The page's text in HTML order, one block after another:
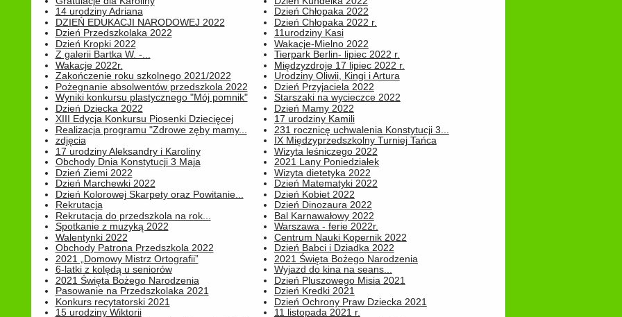
14 urodziny Adriana
DZIEŃ EDUKACJI NARODOWEJ 2022
Dzień Chłopaka 2022
Dzień Chłopaka 2022 r.
Dzień Przedszkolaka 2022
Dzień Kropki 2022
11urodziny Kasi
Wakacje-Mielno 2022
Z galerii Bartka W. -...
Wakacje 2022r.
Tierpark Berlin- lipiec 2022 r.
Międzyzdroje 17 lipiec 2022 r.
Zakończenie roku szkolnego 2021/2022
Pożegnanie absolwentów przedszkola 2022
Urodziny Oliwii, Kingi i Artura
Dzień Przyjaciela 2022
Wyniki konkursu plastycznego "Mój pomnik"
Dzień Dziecka 2022
Starszaki na wycieczce 2022
Dzień Mamy 2022
XIII Edycja Konkursu Piosenki Dziecięcej
Realizacja programu "Zdrowe zęby mamy...
17 urodziny Kamili
231 rocznicę uchwalenia Konstytucji 3...
zdjęcia
17 urodziny Aleksandry i Karoliny
IX Międzyprzedszkolny Turniej Tańca
Wizyta leśniczego 2022
Obchody Dnia Konstytucji 3 Maja
Dzień Ziemi 2022
2021 Lany Poniedziałek
Wizyta dietetyka 2022
Dzień Marchewki 2022
Dzień Kolorowej Skarpety oraz Powitanie...
Dzień Matematyki 2022
Dzień Kobiet 2022
Rekrutacja
Rekrutacja do przedszkola na rok...
Dzień Dinozaura 2022
Bal Karnawałowy 2022
Spotkanie z muzyką 2022
Walentynki 2022
Warszawa - ferie 2022r.
Centrum Nauki Kopernik 2022
Obchody Patrona Przedszkola 2022
2021 „Domowy Mistrz Ortografii”
Dzień Babci i Dziadka 2022
2021 Święta Bożego Narodzenia
6-latki z kolędą u seniorów
2021 Święta Bożego Narodzenia
Wyjazd do kina na seans...
Dzień Pluszowego Misia 2021
Pasowanie na Przedszkolaka 2021
Konkurs recytatorski 2021
Dzień Kredki 2021
Dzień Ochrony Praw Dziecka 2021
15 urodziny Wiktorii
11 listopada 2021 r.